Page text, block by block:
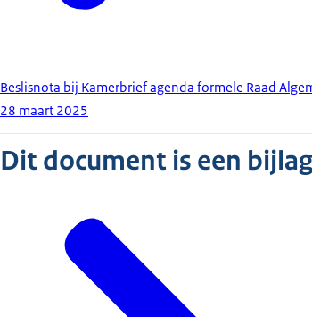
Beslisnota bij Kamerbrief agenda formele Raad
28 maart 2025
Dit document is een